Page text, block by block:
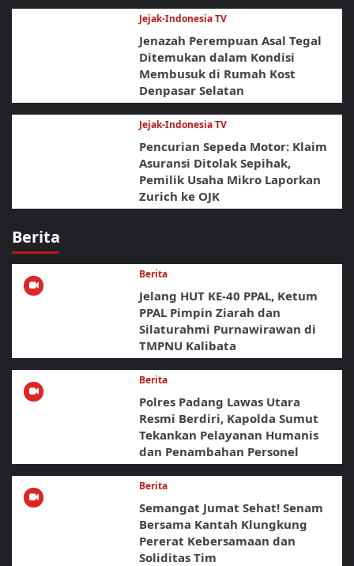
Jejak-Indonesia TV
Jenazah Perempuan Asal Tegal
Ditemukan dalam Kondisi
Membusuk di Rumah Kost
Denpasar Selatan
Jejak-Indonesia TV
Pencurian Sepeda Motor: Klaim
Asuransi Ditolak Sepihak,
Pemilik Usaha Mikro Laporkan
Zurich ke OJK
Berita
Berita
Jelang HUT KE-40 PPAL, Ketum
PPAL Pimpin Ziarah dan
Silaturahmi Purnawirawan di
TMPNU Kalibata
Berita
Polres Padang Lawas Utara
Resmi Berdiri, Kapolda Sumut
Tekankan Pelayanan Humanis
dan Penambahan Personel
Berita
Semangat Jumat Sehat! Senam
Bersama Kantah Klungkung
Pererat Kebersamaan dan
Soliditas Tim